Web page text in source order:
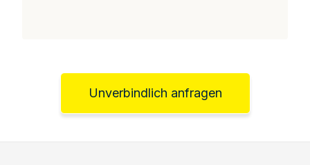
Unverbindlich anfragen